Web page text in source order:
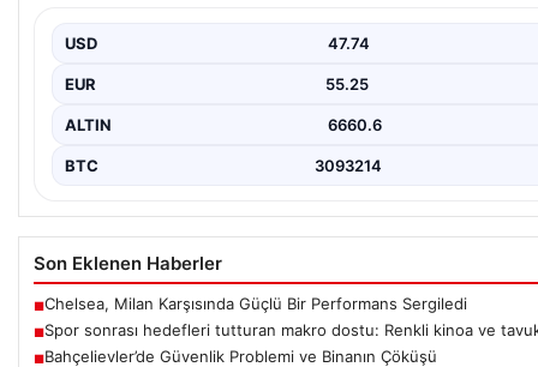
USD 47.74
EUR 55.25
ALTIN 6660.6
BTC 3093214
Son Eklenen Haberler
■Chelsea, Milan Karşısında Güçlü Bir Performans Sergiledi
■Spor sonrası hedefleri tutturan makro dostu: Renkli kinoa ve
■Bahçelievler’de Güvenlik Problemi ve Binanın Çöküşü